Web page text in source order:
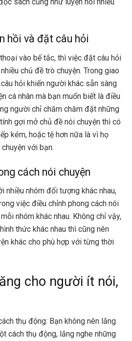
hồi và đặt câu hỏi
vào bế tắc, thì việc đặt câu hỏi
chủ đề trò chuyện. Trong giao
hỏi khiến người khác sẵn sàng
cá nhân mà bạn muốn biết là điều
người chỉ chăm chăm đặt những
gợi mở chủ đề nói chuyện thì có
kém, hoặc tệ hơn nữa là vì họ
với bạn.
cách nói chuyện
nhiều nhóm đối tượng khác nhau,
việc điều chỉnh phong cách nói
nhóm khác nhau. Không chỉ vậy,
thức khác nhau thì cũng nên
khác cho phù hợp với từng thời
cho người ít nói,
thụ động: Bạn không nên lắng
cách thụ động, lắng nghe những